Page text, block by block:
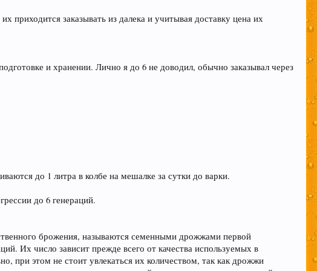
и в соц закладках. Тем самым нас станет больше
этом удовольствие вызывает только вкус пива,
предотвратят рак.
тонус, борется с заболеваниями сердечно-
заказывать из далека и учитывая доставку цена их
и хранении. Лично я до 6 не доводил, обычно заказывал через
до 1 литра в колбе на мешалке за сутки до варки.
до 6 генераций.
брожения, называются семенными дрожжами первой
Их число зависит прежде всего от качества используемых в
при этом не стоит увлекаться их количеством, так как дрожжи